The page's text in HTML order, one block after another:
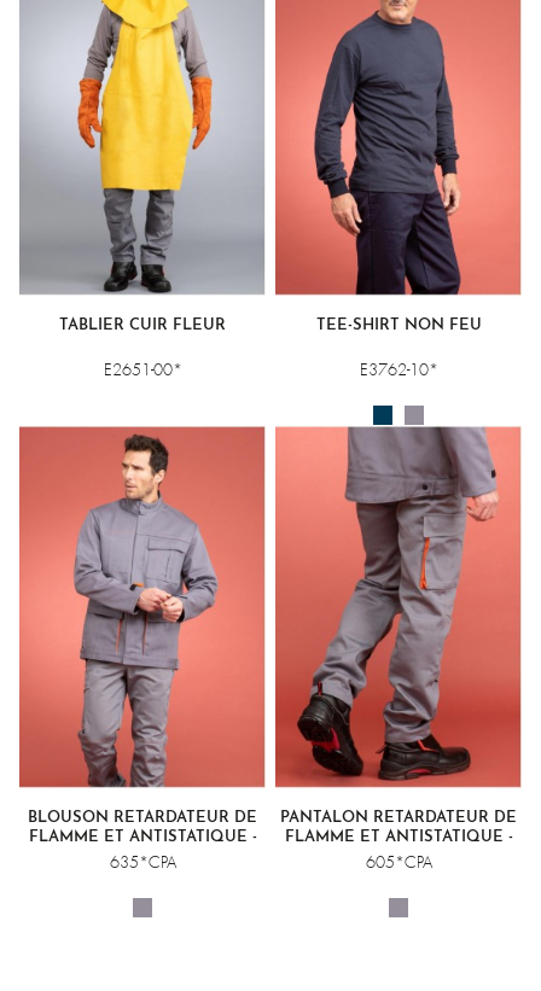
TABLIER CUIR FLEUR
E2651-00*
TEE-SHIRT NON FEU
E3762-10*
BLOUSON RETARDATEUR DE
FLAMME ET ANTISTATIQUE -
SOUDURE CLASSE 2
635*CPA
PANTALON RETARDATEUR DE
FLAMME ET ANTISTATIQUE -
SOUDURE CLASSE 2
605*CPA